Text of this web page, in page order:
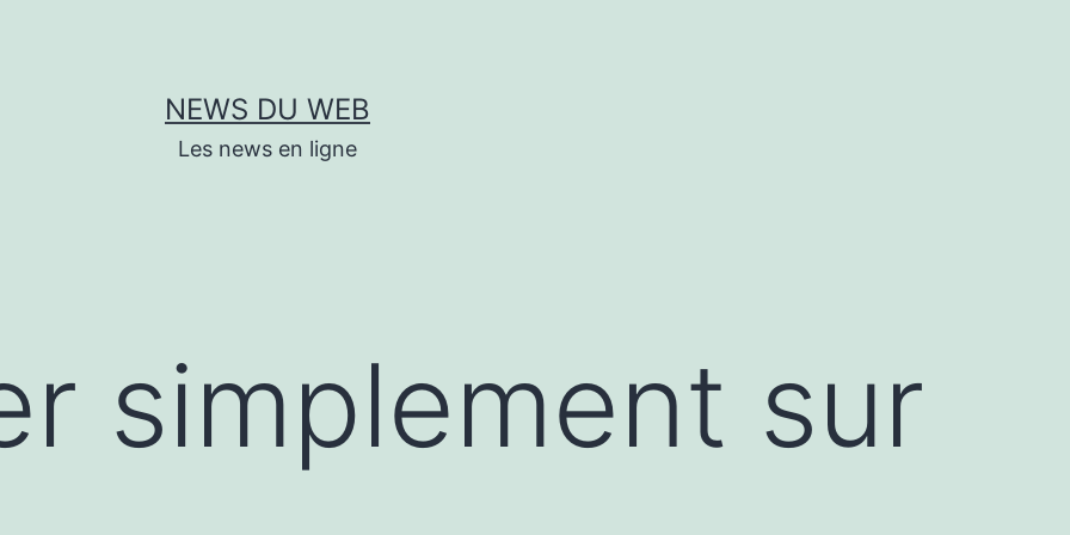
NEWS DU WEB
Les news en ligne
simplement sur